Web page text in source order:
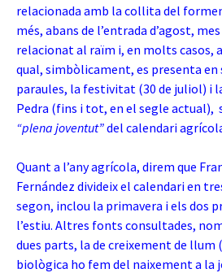
relacionada amb la collita del
més, abans de l’entrada d’agost,
relacionat al raïm i, en molts casos,
qual, simbòlicament, es presenta
paraules, la festivitat (30 de juliol) i
Pedra (fins i tot, en el segle actual),
“plena joventut”del calendari
Quant a l’any agrícola, direm que
Fernández divideix el calendari en
segon, inclou la primavera i els dos
l’estiu. Altres fonts consultades,
dues parts, la de creixement de llum
biològica ho fem del naixement a la